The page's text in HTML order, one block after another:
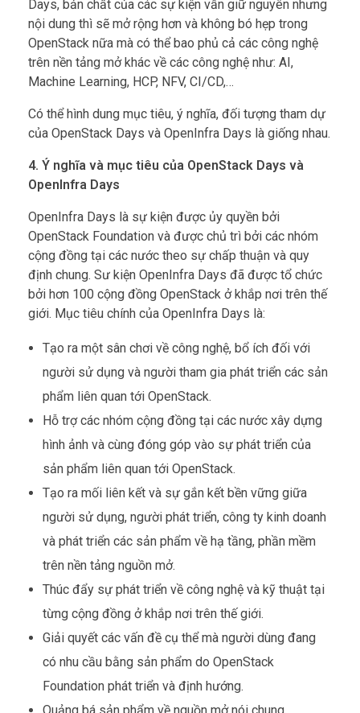
Days, bản chất của các sự kiện vẫn giữ nguyên nhưng
nội dung thì sẽ mở rộng hơn và không bó hẹp trong
OpenStack nữa mà có thể bao phủ cả các công nghệ
trên nền tảng mở khác về các công nghệ như: AI,
Machine Learning, HCP, NFV, CI/CD,…
Có thể hình dung mục tiêu, ý nghĩa, đối tượng tham dự
của OpenStack Days và OpenInfra Days là giống nhau.
4. Ý nghĩa và mục tiêu của OpenStack Days và
OpenInfra Days
OpenInfra Days là sự kiện được ủy quyền bởi
OpenStack Foundation và được chủ trì bởi các nhóm
cộng đồng tại các nước theo sự chấp thuận và quy
định chung. Sư kiện OpenInfra Days đã được tổ chức
bởi hơn 100 cộng đồng OpenStack ở khắp nơi trên thế
giới. Mục tiêu chính của OpenInfra Days là:
Tạo ra một sân chơi về công nghệ, bổ ích đối với
người sử dụng và người tham gia phát triển các sản
phẩm liên quan tới OpenStack.
Hỗ trợ các nhóm cộng đồng tại các nước xây dựng
hình ảnh và cùng đóng góp vào sự phát triển của
sản phẩm liên quan tới OpenStack.
Tạo ra mối liên kết và sự gắn kết bền vững giữa
người sử dụng, người phát triển, công ty kinh doanh
và phát triển các sản phẩm về hạ tầng, phần mềm
trên nền tảng nguồn mở.
Thúc đẩy sự phát triển về công nghệ và kỹ thuật tại
từng cộng đồng ở khắp nơi trên thế giới.
Giải quyết các vấn đề cụ thể mà người dùng đang
có nhu cầu bằng sản phẩm do OpenStack
Foundation phát triển và định hướng.